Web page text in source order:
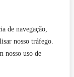
de navegação,
nosso tráfego.
nosso uso de
Faculdade Futura